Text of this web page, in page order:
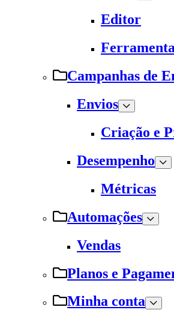
Editor
Campanhas de
Envios
Criação e
Desempenho
Métricas
Automações
Vendas
Planos e
Minha conta